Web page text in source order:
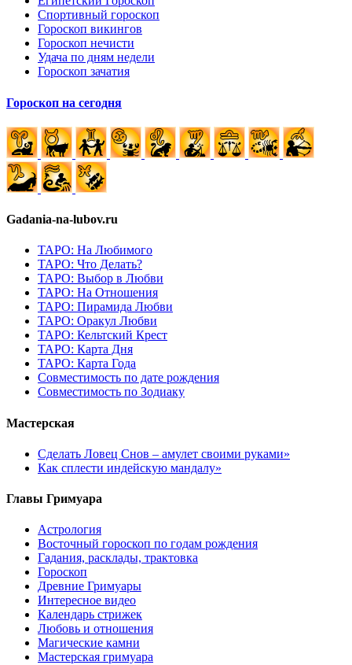
Спортивный гороскоп
Гороскоп викингов
Гороскоп нечисти
Удача по дням недели
Гороскоп зачатия
Гороскоп на сегодня
Gadania-na-lubov.ru
ТАРО: На Любимого
ТАРО: Что Делать?
ТАРО: Выбор в Любви
ТАРО: На Отношения
ТАРО: Пирамида Любви
ТАРО: Оракул Любви
ТАРО: Кельтский Крест
ТАРО: Карта Дня
ТАРО: Карта Года
Cовместимость по дате рождения
Cовместимость по Зодиаку
Мастерская
Сделать Ловец Снов – амулет своими руками»
Как сплести индейскую мандалу»
Главы Гримуара
Астрология
Восточный гороскоп по годам рождения
Гадания, расклады, трактовка
Гороскоп
Древние Гримуары
Интересное видео
Календарь стрижек
Любовь и отношения
Магические камни
Мастерская гримуара